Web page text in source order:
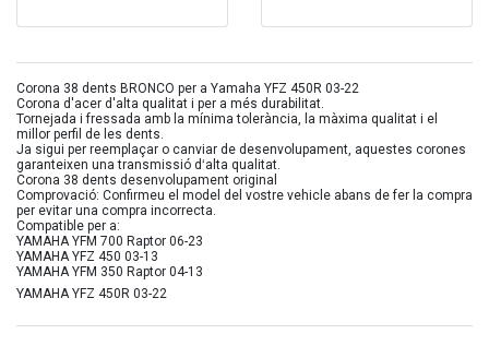
Corona 38 dents BRONCO per a Yamaha YFZ 450R 03-22
Corona d'acer d'alta qualitat i per a més durabilitat.
Tornejada i fressada amb la mínima tolerància, la màxima qualitat i el
millor perfil de les dents.
Ja sigui per reemplaçar o canviar de desenvolupament, aquestes corones
garanteixen una transmissió dʻalta qualitat.
Corona 38 dents desenvolupament original
Comprovació: Confirmeu el model del vostre vehicle abans de fer la compra
per evitar una compra incorrecta.
Compatible per a:
YAMAHA YFM 700 Raptor 06-23
YAMAHA YFZ 450 03-13
YAMAHA YFM 350 Raptor 04-13
YAMAHA YFZ 450R 03-22